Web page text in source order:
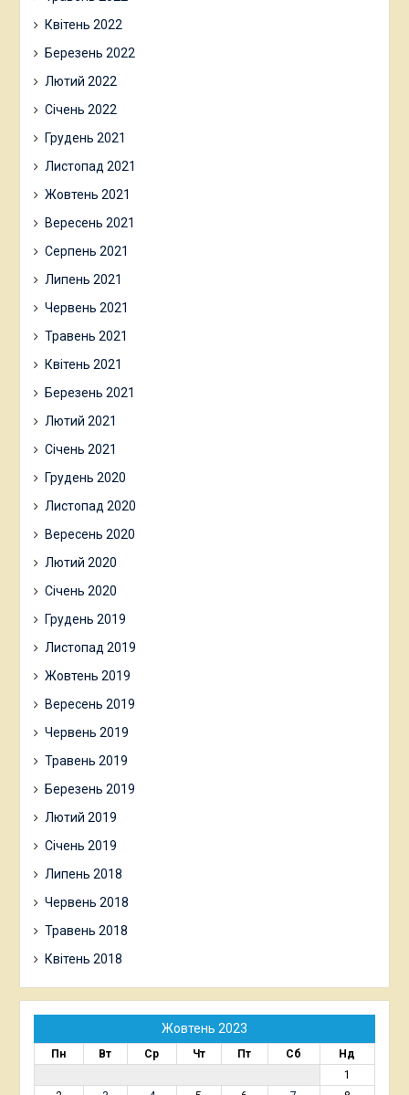
Квітень 2022
Березень 2022
Лютий 2022
Січень 2022
Грудень 2021
Листопад 2021
Жовтень 2021
Вересень 2021
Серпень 2021
Липень 2021
Червень 2021
Травень 2021
Квітень 2021
Березень 2021
Лютий 2021
Січень 2021
Грудень 2020
Листопад 2020
Вересень 2020
Лютий 2020
Січень 2020
Грудень 2019
Листопад 2019
Жовтень 2019
Вересень 2019
Червень 2019
Травень 2019
Березень 2019
Лютий 2019
Січень 2019
Липень 2018
Червень 2018
Травень 2018
Квітень 2018
Жовтень 2023
Пн Вт Ср Чт Пт Сб
Нд
1